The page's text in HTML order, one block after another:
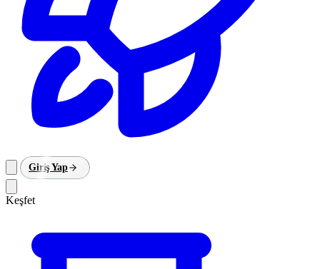
Giriş Yap
Keşfet